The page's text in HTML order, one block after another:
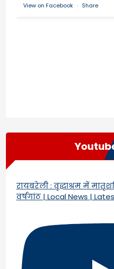
View on Facebook · Share
रायबरेली : वृद्धाश्रम में
वर्षगांठ | Local News |